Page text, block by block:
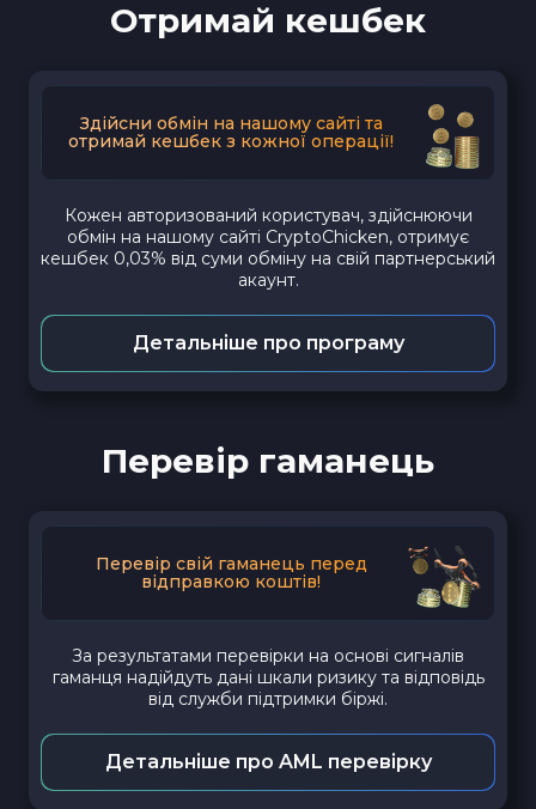
Отримай кешбек
Здійсни обмін на нашому сайті та
отримай кешбек з кожної операції!
Кожен авторизований користувач, здійснюючи
обмін на нашому сайті CryptoChicken, отримує
кешбек 0,03% від суми обміну на свій партнерський
акаунт.
Детальніше про програму
Перевір гаманець
Перевір свій гаманець перед
відправкою коштів!
За результатами перевірки на основі сигналів
гаманця надійдуть дані шкали ризику та відповідь
від служби підтримки біржі.
Детальніше про AML перевірку